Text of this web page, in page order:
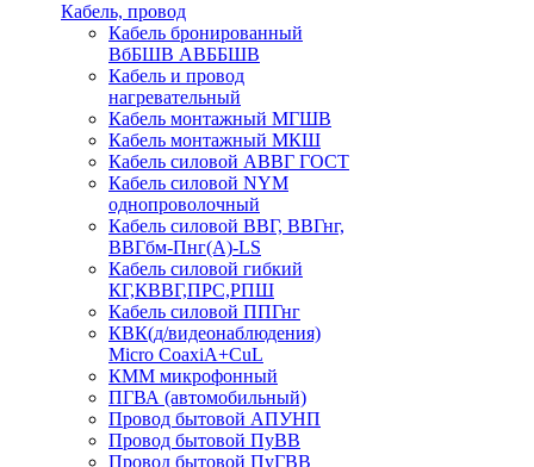
Кабель, провод
Кабель бронированный
ВбБШВ АВББШВ
Кабель и провод
нагревательный
Кабель монтажный МГШВ
Кабель монтажный МКШ
Кабель силовой АВВГ ГОСТ
Кабель силовой NYM
однопроволочный
Кабель силовой ВВГ, ВВГнг,
ВВГбм-Пнг(А)-LS
Кабель силовой гибкий
КГ,КВВГ,ПРС,РПШ
Кабель силовой ППГнг
КВК(д/видеонаблюдения)
Micro CoaxiA+CuL
КММ микрофонный
ПГВА (автомобильный)
Провод бытовой АПУНП
Провод бытовой ПуВВ
Провод бытовой ПуГВВ